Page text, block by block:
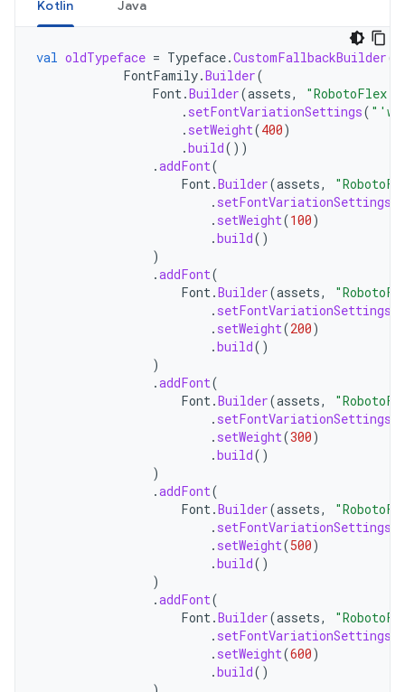
Kotlin Java
val oldTypeface = Typeface.CustomFallbackBuilder(
FontFamily.Builder(
Font.Builder(assets,
. setFontVariationSettings(
. setWeight(400)
.build())
.addFont(
Font.Builder(assets,
. setFontVariationSettings
. setWeight(100)
.build()
)
.addFont(
Font.Builder(assets,
. setFontVariationSettings
. setWeight(200)
.build()
)
.addFont(
Font.Builder(assets,
. setFontVariationSettings
. setWeight(300)
.build()
)
.addFont(
Font.Builder(assets,
. setFontVariationSettings
. setWeight(500)
.build()
)
.addFont(
Font.Builder(assets,
. setFontVariationSettings
. setWeight(600)
.build()